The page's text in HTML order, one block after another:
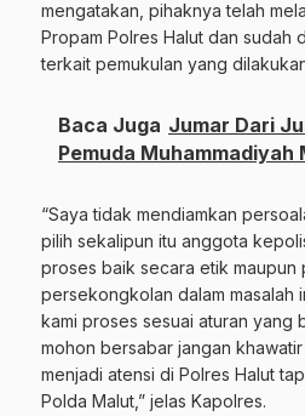
mengatakan, pihaknya telah
Propam Polres Halut dan sudah
terkait pemukulan yang
Baca Juga Jumar Dari
Pemuda Muhammadiyah
“Saya tidak mendiamkan
pilih sekalipun itu anggota
proses baik secara etik maupun
persekongkolan dalam masalah
kami proses sesuai aturan yang
mohon bersabar jangan
menjadi atensi di Polres Halut
Polda Malut,” jelas Kapolres.